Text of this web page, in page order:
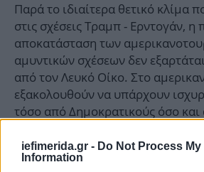
iefimerida.gr - Do Not Process My
Information
Παρά το ιδιαίτερα θετικό κλίμα
στις σχέσεις Τραμπ - Ερντογάν, η
αποκατάσταση των
αμυντικών σχέσεων δεν
από τον Λευκό Οίκο. Στο
εξακολουθούν να υπάρχουν
τόσο από Δημοκρατικούς όσο
επιφυλάξεις για οποιαδήποτε
Τουρκίας στο πρόγραμμα των F-